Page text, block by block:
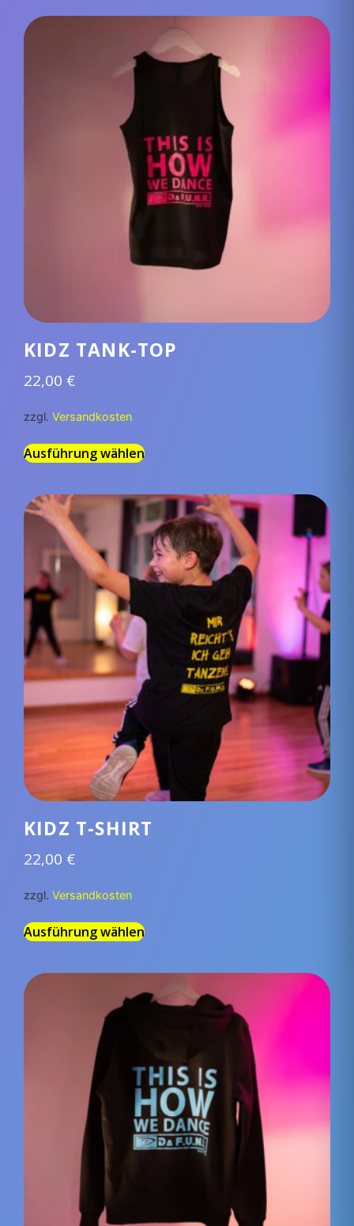
KIDZ TANK-TOP
22,00 €
zzgl. Versandkosten
Ausführung wählen
KIDZ T-SHIRT
22,00 €
zzgl. Versandkosten
Ausführung wählen